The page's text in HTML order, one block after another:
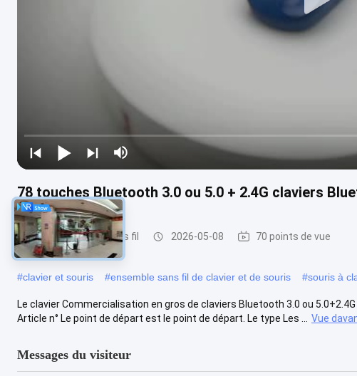
78 touches Bluetooth 3.0 ou 5.0 + 2.4G claviers
clavier et souris sans fil 2026-05-08 70 points de vue
#clavier et souris #ensemble sans fil de clavier et de souris #souris à
Le clavier Commercialisation en gros de claviers Bluetooth 3.0 ou
Article n° Le point de départ est le point de départ. Le type Les ...
Vue
Messages du visiteur